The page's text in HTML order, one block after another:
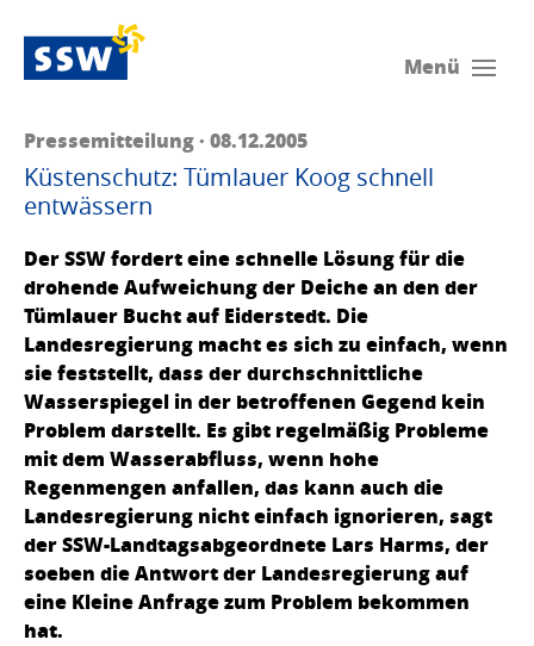
Menü
Pressemitteilung · 08.12.2005
Küstenschutz: Tümlauer Koog schnell
entwässern
Der SSW fordert eine schnelle Lösung für die
drohende Aufweichung der Deiche an den der
Tümlauer Bucht auf Eiderstedt. Die
Landesregierung macht es sich zu einfach, wenn
sie feststellt, dass der durchschnittliche
Wasserspiegel in der betroffenen Gegend kein
Problem darstellt. Es gibt regelmäßig Probleme
mit dem Wasserabfluss, wenn hohe
Regenmengen anfallen, das kann auch die
Landesregierung nicht einfach ignorieren, sagt
der SSW-Landtagsabgeordnete Lars Harms, der
soeben die Antwort der Landesregierung auf
eine Kleine Anfrage zum Problem bekommen
hat.